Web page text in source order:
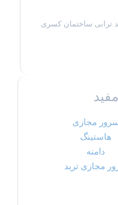
ساختمان کسری
مجازی
هاستینگ
دامنه
مجازی ترید